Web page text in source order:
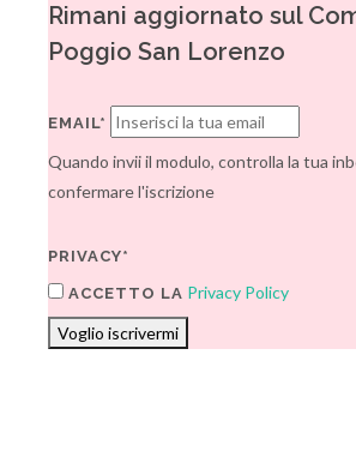
Rimani aggiornato sul
Poggio San Lorenzo
EMAIL*
Quando invii il modulo, controlla la tua
confermare l'iscrizione
PRIVACY*
ACCETTO LA Privacy Policy
Voglio iscrivermi